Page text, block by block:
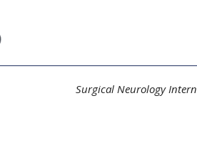
Surgical Neurology